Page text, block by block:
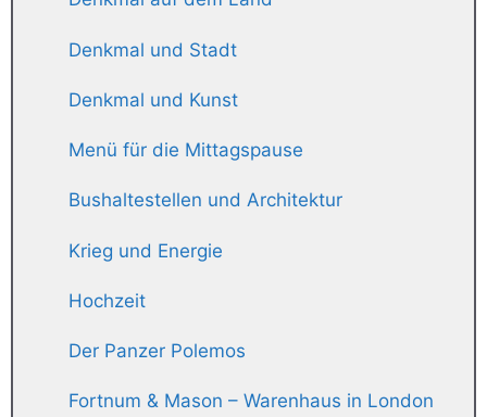
Denkmal und Stadt
Denkmal und Kunst
Menü für die Mittagspause
Bushaltestellen und Architektur
Krieg und Energie
Hochzeit
Der Panzer Polemos
Fortnum & Mason – Warenhaus in London